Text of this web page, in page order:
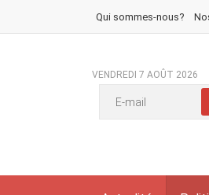
Qui sommes-nous?
VENDREDI 7 AOÛT 2026